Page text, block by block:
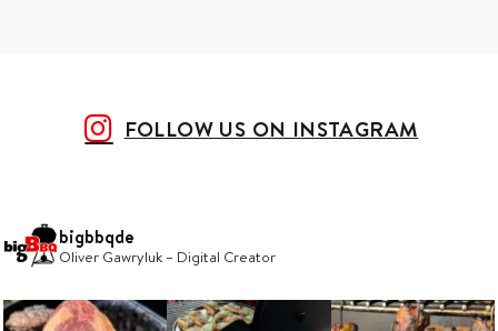
FOLLOW US ON INSTAGRAM
bigbbqde
Oliver Gawryluk – Digital Creator